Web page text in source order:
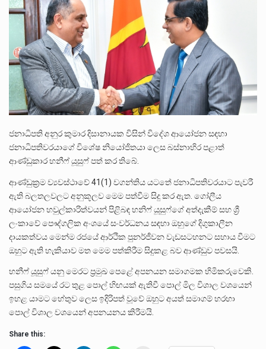
ගොවියන්ගේ ප්‍රශ්න, ධීවරයන්ගේ ප්‍රශ්න, සෞඛය ප්‍රශ්න, වැටු ප්‍ර්ශ්න, රැකියා විරහිත ප්‍රශ්න මේ සියලු ප්‍රශ්නවලට තනි…
ජනාධිපති අනුර කුමාර දිසානායක විසින් විදේශ ආයෝජන සඳහා
ජනාධිපතිවරයාගේ විශේෂ නියෝජිතයා ලෙස බස්නාහිර පළාත්
ආණ්ඩුකාර හනීෆ් යූසුෆ් පත් කර තිබේ.
ආණ්ඩුක්‍රම ව්‍යවස්ථාවේ 41(1) වගන්තිය යටතේ ජනාධිපතිවරයාට පැවරී
ඇති බලතලවලට අනුකූලව මෙම පත්වීම සිදු කර ඇත. ගෝලීය
ආයෝජන හවුල්කාරිත්වයන් පිළිබඳ හනිෆ් යූසුෆ්ගේ අත්දැකීම් සහ ශ්‍රී
ලංකාවේ පෞද්ගලික අංශයේ සංවර්ධනය සඳහා ඔහුගේ දිගුකාලීන
දායකත්වය මෙන්ම රජයේ ආර්ථික පුනර්ජීවන වැඩසටහනට සහාය වීමට
ඔහුට ඇති හැකියාව මත මෙම පත්කිරීම සිදුකළ බව ආණ්ඩුව පවසයි.
හනීෆ් යූසුෆ් යනු මෙරට ප්‍රමුඛ පෙළේ අපනයන සමාගමක හිමිකරුවෙකි.
පසුගිය සමයේ රට තුළ පොල් හිඟයක් ඇතිවී පොල් මිල විශාල වශයෙන්
ඉහළ යාමට හේතුව ලෙස ඉදිරිපත් වූවේ ඔහුට අයත් සමාගම් හරහා
පොල් විශාල වශයෙන් අපනයනය කිරීමයි.
Share this: